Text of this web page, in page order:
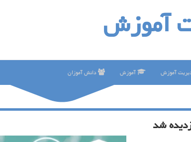
آموزش
آموزش آموزش دانش آموزان
شد